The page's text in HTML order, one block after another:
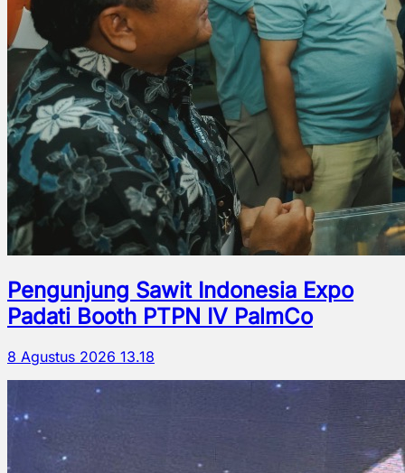
Pengunjung Sawit Indonesia Expo
Padati Booth PTPN IV PalmCo
8 Agustus 2026 13.18